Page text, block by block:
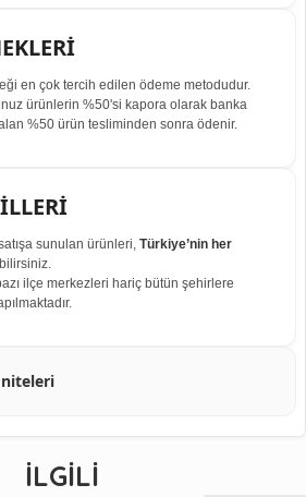
en çok tercih edilen ödeme metodudur.
ürünlerin %50'si kapora olarak banka
%50 ürün tesliminden sonra ödenir.
sunulan ürünleri, Türkiye’nin her
ilçe merkezleri hariç bütün şehirlere
İLGILI